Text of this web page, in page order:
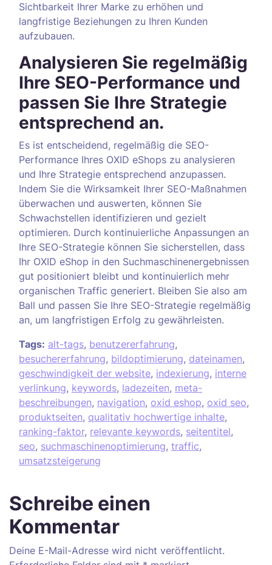
Sichtbarkeit Ihrer Marke zu erhöhen und
langfristige Beziehungen zu Ihren Kunden
aufzubauen.
Analysieren Sie regelmäßig
Ihre SEO-Performance und
passen Sie Ihre Strategie
entsprechend an.
Es ist entscheidend, regelmäßig die SEO-
Performance Ihres OXID eShops zu analysieren
und Ihre Strategie entsprechend anzupassen.
Indem Sie die Wirksamkeit Ihrer SEO-Maßnahmen
überwachen und auswerten, können Sie
Schwachstellen identifizieren und gezielt
optimieren. Durch kontinuierliche Anpassungen an
Ihre SEO-Strategie können Sie sicherstellen, dass
Ihr OXID eShop in den Suchmaschinenergebnissen
gut positioniert bleibt und kontinuierlich mehr
organischen Traffic generiert. Bleiben Sie also am
Ball und passen Sie Ihre SEO-Strategie regelmäßig
an, um langfristigen Erfolg zu gewährleisten.
Tags: alt-tags, benutzererfahrung,
besuchererfahrung, bildoptimierung, dateinamen,
geschwindigkeit der website, indexierung, interne
verlinkung, keywords, ladezeiten, meta-
beschreibungen, navigation, oxid eshop, oxid seo,
produktseiten, qualitativ hochwertige inhalte,
ranking-faktor, relevante keywords, seitentitel,
seo, suchmaschinenoptimierung, traffic,
umsatzsteigerung
Schreibe einen
Kommentar
Deine E-Mail-Adresse wird nicht veröffentlicht.